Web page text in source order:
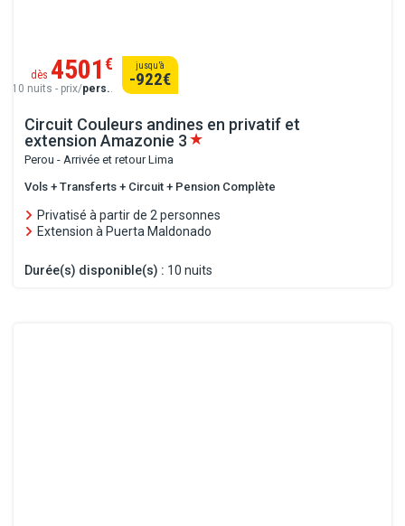
Circuit Couleurs andines en privatif et
extension Amazonie 3
Perou - Arrivée et retour Lima
Vols + Transferts + Circuit + Pension Complète
Privatisé à partir de 2 personnes
Extension à Puerta Maldonado
Durée(s) disponible(s) : 10 nuits
dès 4501€
10 nuits - prix/pers..
jusqu’à
-922€